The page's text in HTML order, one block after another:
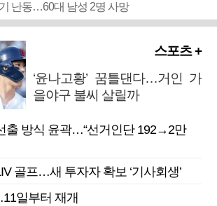
난동…60대 남성 2명 사망
스포츠 +
‘윤나고황’ 꿈틀댄다…거인 가
을야구 불씨 살릴까
출 방식 윤곽…“선거인단 192→2만
골프…새 투자자 확보 ‘기사회생’
일부터 재개